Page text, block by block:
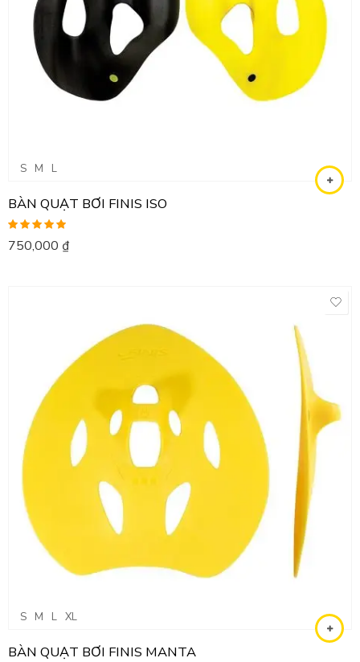
S M L
BÀN QUẠT BƠI FINIS ISO
Được xếp
hạng5.00 5
750,000 ₫
S M L XL
BÀN QUẠT BƠI FINIS MANTA